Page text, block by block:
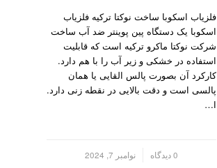
فلزیاب اسکوبا ساخت نوکتا ترکیه فلزیاب
اسکوبا یک دستگاه پین پوینتر ضد آب ساخت
شرکت نوکتا ماکرو ترکیه است که قابلیت
استفاده در خشکی و زیر آب را با هم دارد.
کارکرد آن بصورت پالس القایی یا همان
پالسی است و دقت بالایی در نقطه زنی دارد.
ا…
0 دیدگاه نوامبر 7, 2024